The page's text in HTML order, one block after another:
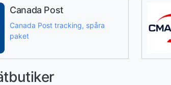
Canada Post
Canada Post tracking, spåra
paket